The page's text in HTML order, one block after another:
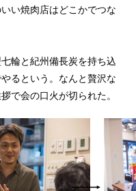
い焼肉店はどこかでつな
輪と紀州備長炭を持ち込
るという。なんと贅沢な
で会の口火が切られた。